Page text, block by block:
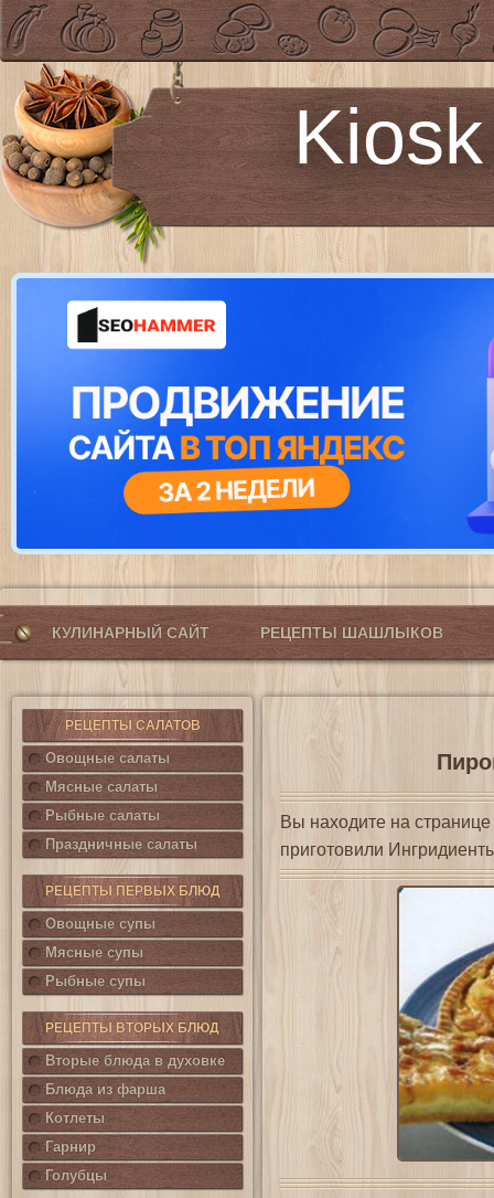
КУЛИНАРНЫЙ САЙТ РЕЦЕПТЫ ШАШЛЫКОВ
РЕЦЕПТЫ САЛАТОВ
Овощные салаты
Мясные салаты
Рыбные салаты
Праздничные салаты
РЕЦЕПТЫ ПЕРВЫХ БЛЮД
Овощные супы
Мясные супы
Рыбные супы
РЕЦЕПТЫ ВТОРЫХ БЛЮД
Вторые блюда в духовке
Блюда из фарша
Котлеты
Гарнир
Голубцы
Вы находите на странице
приготовили